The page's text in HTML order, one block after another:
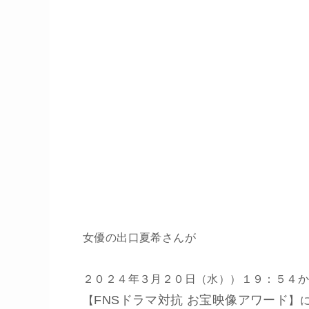
女優の出口夏希さんが
２０２４年３月２０日（水））１９：５４
【 FNSドラマ対抗 お宝映像アワード 】